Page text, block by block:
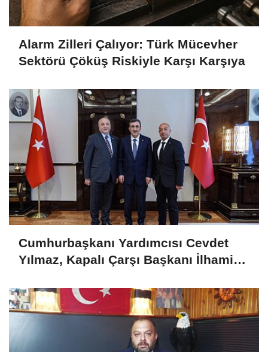
Alarm Zilleri Çalıyor: Türk Mücevher
Sektörü Çöküş Riskiyle Karşı Karşıya
Cumhurbaşkanı Yardımcısı Cevdet
Yılmaz, Kapalı Çarşı Başkanı İlhami